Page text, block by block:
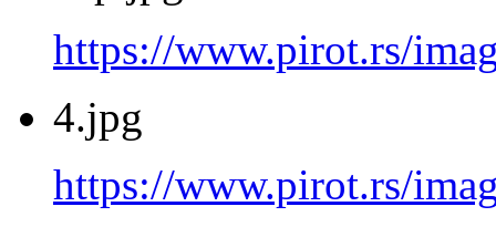
https://www.pirot.rs/
4.jpg
https://www.pirot.rs/